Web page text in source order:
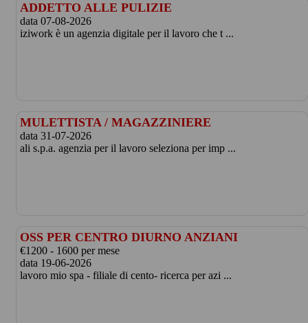
ADDETTO ALLE PULIZIE
data 07-08-2026
iziwork è un agenzia digitale per il lavoro che t ...
MULETTISTA / MAGAZZINIERE
data 31-07-2026
ali s.p.a. agenzia per il lavoro seleziona per imp ...
OSS PER CENTRO DIURNO ANZIANI
€1200 - 1600 per mese
data 19-06-2026
lavoro mio spa - filiale di cento- ricerca per azi ...